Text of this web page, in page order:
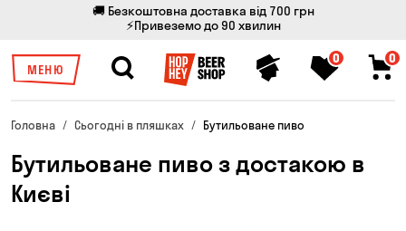
🚚 Безкоштовна доставка від 700 грн
⚡Привеземо до 90 хвилин
МЕНЮ
0 0
Головна Сьогодні в пляшках Бутильоване пиво
Бутильоване пиво з достакою в
Києві